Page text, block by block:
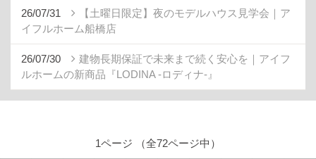
26/07/31
【土曜日限定】夜のモデルハウス見学会｜ア
イフルホーム船橋店
26/07/30
建物長期保証で未来まで続く安心を｜アイフ
ルホームの新商品『LODINA -ロディナ-』
1ページ （全72ページ中）